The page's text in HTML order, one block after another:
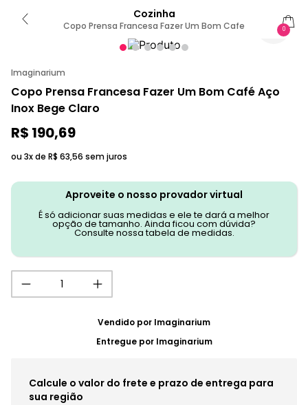
Cozinha
Copo Prensa Francesa Fazer Um Bom Cafe 0
Imaginarium
Copo Prensa Francesa Fazer Um Bom Café Aço
Inox Bege Claro
R$ 190,69
ou 3x de R$ 63,56 sem juros
Aproveite o nosso provador virtual
É só adicionar suas medidas e ele te dará a melhor
opção de tamanho. Ainda ficou com dúvida?
Consulte nossa tabela de medidas.
Vendido por Imaginarium
Entregue por Imaginarium